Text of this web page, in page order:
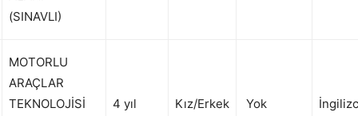
(SINAVLI)
MOTORLU
ARAÇLAR
TEKNOLOJİSİ
4 yıl Kız/Erkek Yok